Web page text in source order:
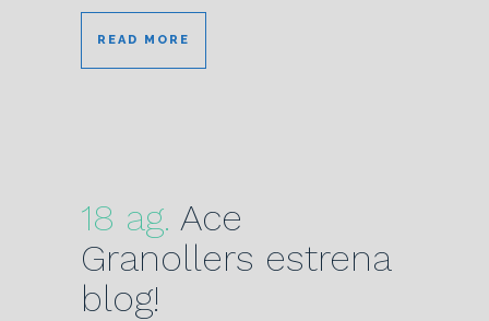
READ MORE
18 ag. Ace
Granollers estrena
blog!